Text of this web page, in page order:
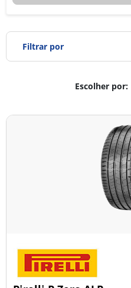
Filtrar por
Todos os tipos (8)
Todas as estações
Ligeiro (5)
Comercial (0)
Escolher por: